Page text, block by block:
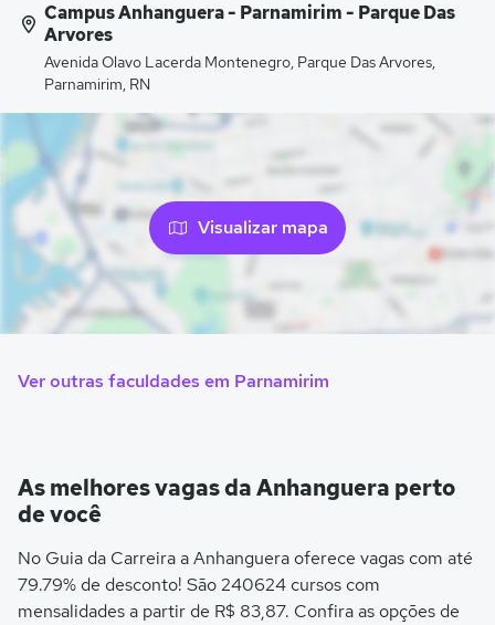
Campus Anhanguera - Parnamirim - Parque Das
Arvores
Avenida Olavo Lacerda Montenegro, Parque Das Arvores,
Parnamirim, RN
Visualizar mapa
Ver outras faculdades em Parnamirim
As melhores vagas da Anhanguera perto
de você
No Guia da Carreira a Anhanguera oferece vagas com até
79.79% de desconto! São 240624 cursos com
mensalidades a partir de R$ 83,87. Confira as opções de